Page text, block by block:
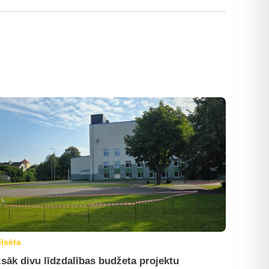
divu līdzdalības budžeta projektu